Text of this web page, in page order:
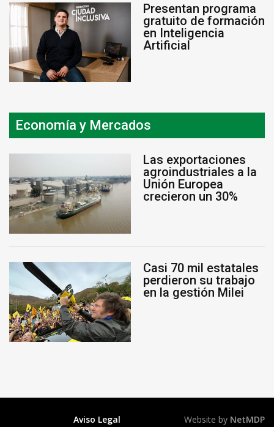
Presentan programa
gratuito de formación
en Inteligencia
Artificial
Economía y Mercados
Las exportaciones
agroindustriales a la
Unión Europea
crecieron un 30%
Casi 70 mil estatales
perdieron su trabajo
en la gestión Milei
Aviso Legal Website by NetMDP